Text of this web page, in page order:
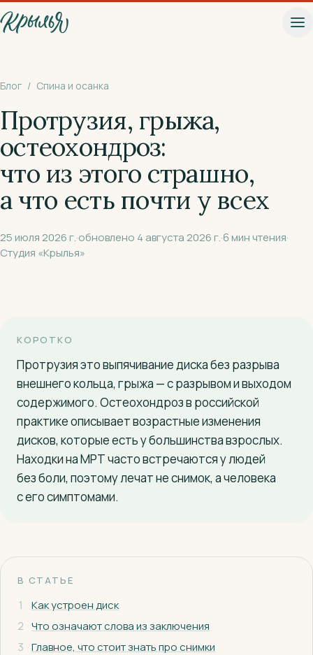
К основному содержанию
Блог / Спина и осанка
Протрузия, грыжа,
остеохондроз:
что из этого страшно,
а что есть почти у всех
25 июля 2026 г.·обновлено 4 августа 2026 г.·6мин чтения·
Студия «Крылья»
КОРОТКО
Протрузия это выпячивание диска без разрыва
внешнего кольца, грыжа — с разрывом и выходом
содержимого. Остеохондроз в российской
практике описывает возрастные изменения
дисков, которые есть у большинства взрослых.
Находки на МРТ часто встречаются у людей
без боли, поэтому лечат не снимок, а человека
с его симптомами.
В СТАТЬЕ
1
Как устроен диск
2 Что означают слова из заключения
3 Главное, что стоит знать про снимки